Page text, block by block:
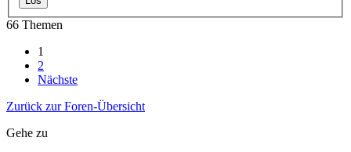
66 Themen
1
2
Nächste
Zurück zur Foren-Übersicht
Gehe zu